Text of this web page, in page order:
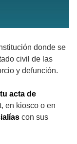
donde se
civil de las
y defunción.
acta de
en kiosco o en
con sus